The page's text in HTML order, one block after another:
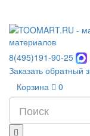
8(495)191-90-25
Заказать обратный
Корзина
0